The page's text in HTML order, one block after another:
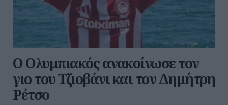
O Ολυμπιακός ανακοίνωσε τον
γιο του Τζιοβάνι και τον Δημήτρη
Ρέτσο